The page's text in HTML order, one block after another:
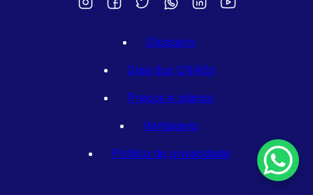
Glossário
Guia dos CNAEs
Preços e planos
Vantagens
Política de privacidade